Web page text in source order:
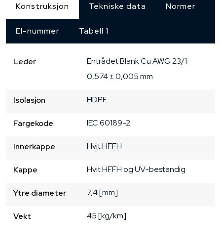
Konstruksjon Tekniske data Normer
El-nummer Tabell 1
Leder EntrådetBlank CuAWG 23/1
0,574 ± 0,005 mm
Isolasjon HDPE
Fargekode IEC 60189-2
Innerkappe Hvit HFFH
Kappe Hvit HFFH og UV-bestandig
Ytre diameter 7,4 [mm]
Vekt 45 [kg/km]